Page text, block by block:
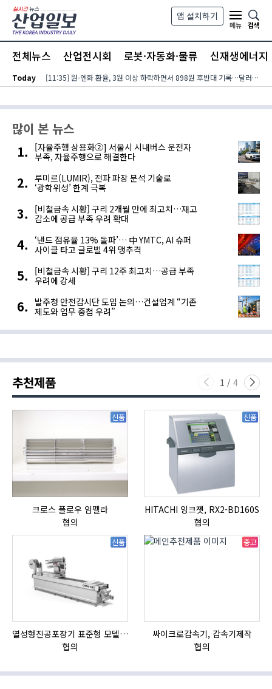
본문 바로가기
앱 설치하기
메뉴
검색
전체뉴스 산업전시회 로봇·자동화·물류 신재생에너지
Today [11:35] 원-엔화 환율, 3원 이상 하락하면서 898원 후반대 기록…달러-엔화 환율은 호르무즈 통행 재개 기대감에 157엔 중반대로 올라서
많이 본 뉴스
[자율주행 상용화②] 서울시 시내버스 운전자
부족, 자율주행으로 해결한다
루미르(LUMIR), 전파 파장 분석 기술로
‘광학위성’ 한계 극복
[비철금속 시황] 구리 2개월 만에 최고치…재고
감소에 공급 부족 우려 확대
‘낸드 점유율 13% 돌파’… 中 YMTC, AI 슈퍼
사이클 타고 글로벌 4위 맹추격
[비철금속 시황] 구리 12주 최고치…공급 부족
우려에 강세
발주청 안전감시단 도입 논의…건설업계 “기존
제도와 업무 중첩 우려”
추천제품 1 / 4
신품
크로스 플로우 임펠라
협의
신품
HITACHI 잉크젯, RX2-BD160S
협의
신품
열성형진공포장기 표준형 모델 OMNIVAC S-200
협의
중고
싸이크로감속기, 감속기제작
협의